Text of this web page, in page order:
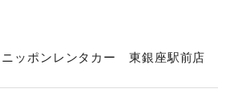
ニッポンレンタカー 東銀座駅前店